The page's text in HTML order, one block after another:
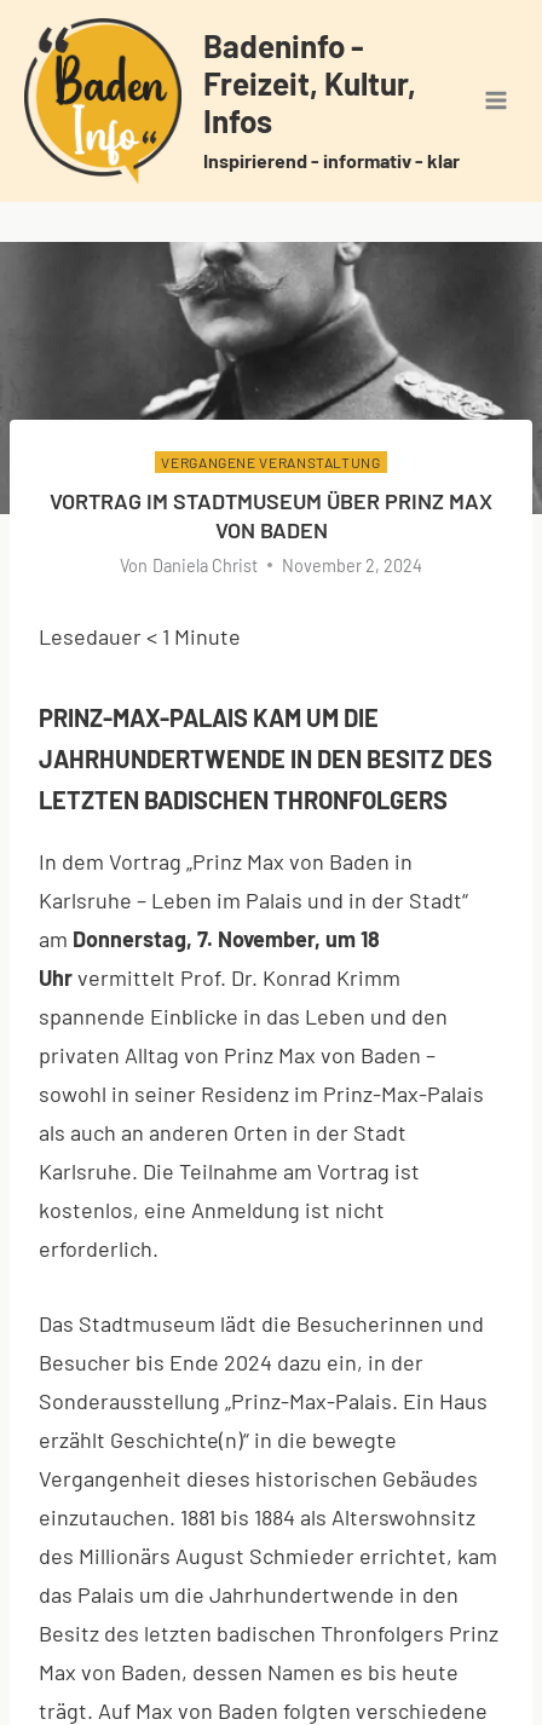
Inhalt
springen
Badeninfo -
Freizeit, Kultur,
Infos
Inspirierend - informativ - klar
VERGANGENE VERANSTALTUNG
VORTRAG IM STADTMUSEUM ÜBER PRINZ MAX
VON BADEN
Von Daniela Christ November 2, 2024
Lesedauer< 1 Minute
PRINZ-MAX-PALAIS KAM UM DIE
JAHRHUNDERTWENDE IN DEN BESITZ DES
LETZTEN BADISCHEN THRONFOLGERS
In dem Vortrag „Prinz Max von Baden in
Karlsruhe – Leben im Palais und in der Stadt“
am Donnerstag, 7. November, um 18
Uhrvermittelt Prof. Dr. Konrad Krimm
spannende Einblicke in das Leben und den
privaten Alltag von Prinz Max von Baden –
sowohl in seiner Residenz im Prinz-Max-Palais
als auch an anderen Orten in der Stadt
Karlsruhe. Die Teilnahme am Vortrag ist
kostenlos, eine Anmeldung ist nicht
erforderlich.
Das Stadtmuseum lädt die Besucherinnen und
Besucher bis Ende 2024 dazu ein, in der
Sonderausstellung „Prinz-Max-Palais. Ein Haus
erzählt Geschichte(n)“ in die bewegte
Vergangenheit dieses historischen Gebäudes
einzutauchen. 1881 bis 1884 als Alterswohnsitz
des Millionärs August Schmieder errichtet, kam
das Palais um die Jahrhundertwende in den
Besitz des letzten badischen Thronfolgers Prinz
Max von Baden, dessen Namen es bis heute
trägt. Auf Max von Baden folgten verschiedene